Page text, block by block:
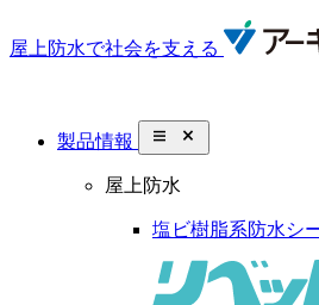
屋上防水で社会を支える
製品情報 close_small
屋上防水
塩ビ樹脂系防水シ